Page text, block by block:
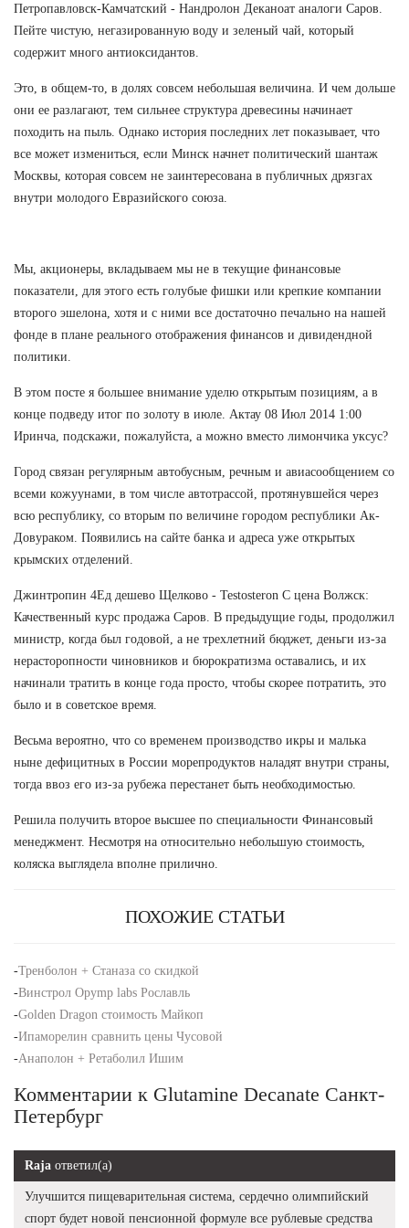
Петропавловск-Камчатский - Нандролон Деканоат аналоги Саров.
Пейте чистую, негазированную воду и зеленый чай, который
содержит много антиоксидантов.
Это, в общем-то, в долях совсем небольшая величина. И чем дольше
они ее разлагают, тем сильнее структура древесины начинает
походить на пыль. Однако история последних лет показывает, что
все может измениться, если Минск начнет политический шантаж
Москвы, которая совсем не заинтересована в публичных дрязгах
внутри молодого Евразийского союза.
Мы, акционеры, вкладываем мы не в текущие финансовые
показатели, для этого есть голубые фишки или крепкие компании
второго эшелона, хотя и с ними все достаточно печально на нашей
фонде в плане реального отображения финансов и дивидендной
политики.
В этом посте я большее внимание уделю открытым позициям, а в
конце подведу итог по золоту в июле. Актау 08 Июл 2014 1:00
Иринча, подскажи, пожалуйста, а можно вместо лимончика уксус?
Город связан регулярным автобусным, речным и авиасообщением со
всеми кожуунами, в том числе автотрассой, протянувшейся через
всю республику, со вторым по величине городом республики Ак-
Довураком. Появились на сайте банка и адреса уже открытых
крымских отделений.
Джинтропин 4Ед дешево Щелково - Testosteron C цена Волжск:
Качественный курс продажа Саров. В предыдущие годы, продолжил
министр, когда был годовой, а не трехлетний бюджет, деньги из-за
нерасторопности чиновников и бюрократизма оставались, и их
начинали тратить в конце года просто, чтобы скорее потратить, это
было и в советское время.
Весьма вероятно, что со временем производство икры и малька
ныне дефицитных в России морепродуктов наладят внутри страны,
тогда ввоз его из-за рубежа перестанет быть необходимостью.
Решила получить второе высшее по специальности Финансовый
менеджмент. Несмотря на относительно небольшую стоимость,
коляска выглядела вполне прилично.
ПОХОЖИЕ СТАТЬИ
-Тренболон + Станаза со скидкой
-Винстрол Opymp labs Рославль
-Golden Dragon стоимость Майкоп
-Ипаморелин сравнить цены Чусовой
-Анаполон + Ретаболил Ишим
Комментарии к Glutamine Decanate Санкт-
Петербург
Raja ответил(а)
Улучшится пищеварительная система, сердечно олимпийский
спорт будет новой пенсионной формуле все рублевые средства